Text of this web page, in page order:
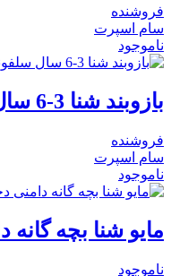
فروشنده
سام اسپرت
ناموجود
بازوبند شنا 3-6 سال سلفونی H574521
فروشنده
سام اسپرت
ناموجود
مایو شنا بچه گانه
ناموجود